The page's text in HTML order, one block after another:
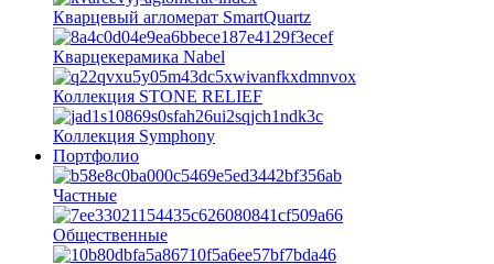
Кварцевый агломерат SmartQuartz
Кварцекерамика Nabel
Коллекция STONE RELIEF
Коллекция Symphony
Портфолио
Частные
Общественные